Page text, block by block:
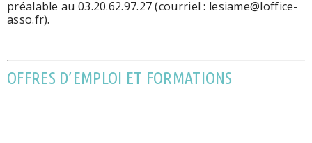
préalable au 03.20.62.97.27 (courriel : lesiame@loffice-
asso.fr).
OFFRES D’EMPLOI ET FORMATIONS